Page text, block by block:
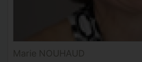
Marie NOUHAUD